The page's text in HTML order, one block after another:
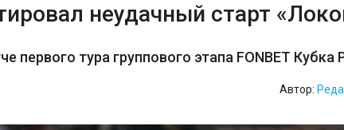
неудачный старт
первого тура группового этапа FONBET Кубка
Автор: